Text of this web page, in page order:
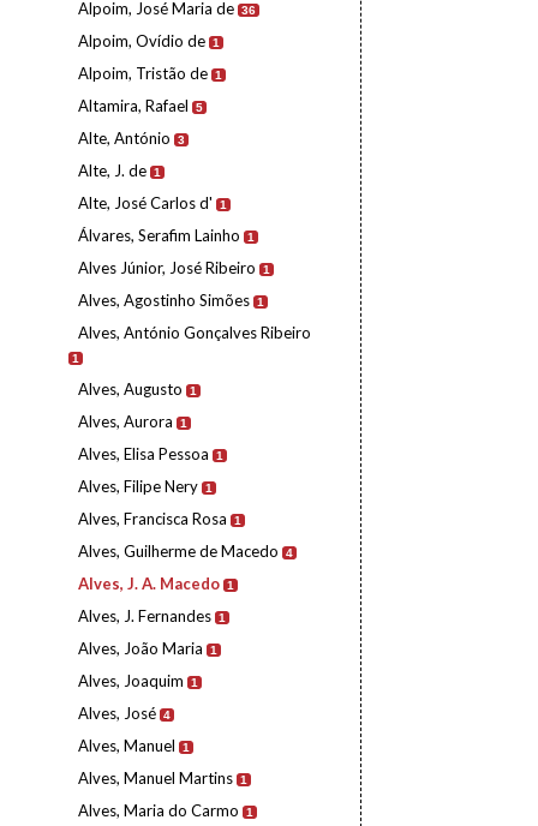
Alpoim, José Maria de 36
Alpoim, Ovídio de 1
Alpoim, Tristão de 1
Altamira, Rafael 5
Alte, António 3
Alte, J. de 1
Alte, José Carlos d' 1
Álvares, Serafim Lainho 1
Alves Júnior, José Ribeiro 1
Alves, Agostinho Simões 1
Alves, António Gonçalves Ribeiro
1
Alves, Augusto 1
Alves, Aurora 1
Alves, Elisa Pessoa 1
Alves, Filipe Nery 1
Alves, Francisca Rosa 1
Alves, Guilherme de Macedo 4
Alves, J. A. Macedo 1
Alves, J. Fernandes 1
Alves, João Maria 1
Alves, Joaquim 1
Alves, José 4
Alves, Manuel 1
Alves, Manuel Martins 1
Alves, Maria do Carmo 1